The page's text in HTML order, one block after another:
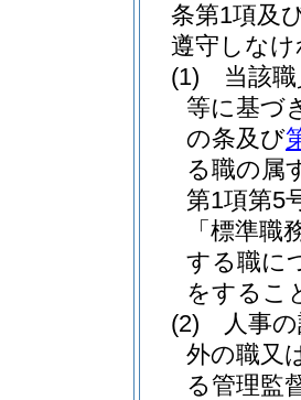
条第1項及
遵守しな
(1)
当該
等に基づ
の条及び
る職の属
第1項第5
「標準職
する職に
をするこ
(2)
人事
外の職又
る管理監